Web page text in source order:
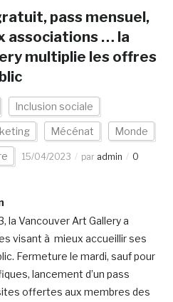
pass mensuel,
associations … la
multiplie les offres
Inclusion sociale
Mécénat Monde
15/04/2023 par admin
0
la Vancouver Art Gallery a
visant à mieux accueillir ses
Fermeture le mardi, sauf pour
lancement d’un pass
offertes aux membres des